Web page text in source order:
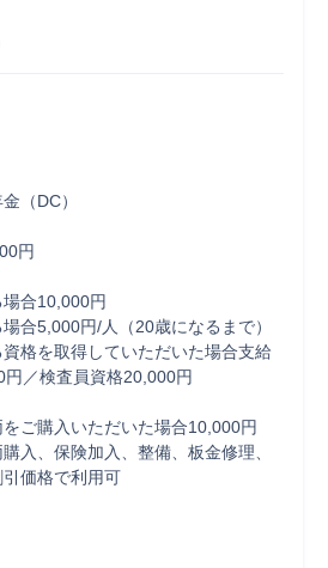
（DC）
円
合10,000円
合5,000円/人（20歳になるまで）
格を取得していただいた場合支給
／検査員資格20,000円
ご購入いただいた場合10,000円
入、保険加入、整備、板金修理、
価格で利用可